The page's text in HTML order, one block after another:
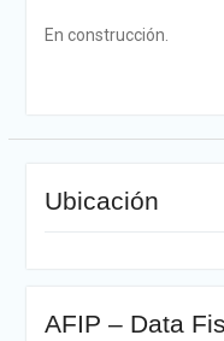
En construcción.
Ubicación
AFIP – Data